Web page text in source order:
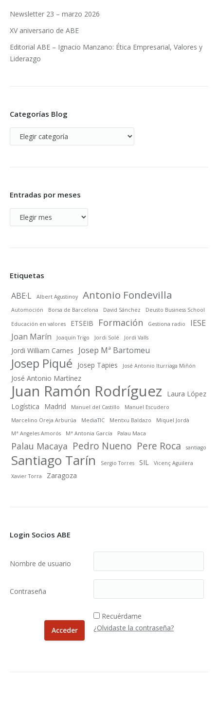
Newsletter 23 – marzo 2026
XV aniversario de ABE
Editorial ABE – Ignacio Manzano: Ética Empresarial, Valores y
Liderazgo
Categorías Blog
Categorías
Blog
Entradas por meses
Entradas
por
Etiquetas
ABE·L Albert Agustinoy Antonio Fondevilla
Automoción Borsa de Barcelona David Sánchez Deusto Business School
Educación en valores ETSEIB Formación Gestiona radio
IESE
Joan Marín
Joaquín Trigo Jordi Solé Jordi Valls
Jordi William Carnes Josep Mª Bartomeu
Josep Piqué Josep Tapies José Antonio Iturriaga Miñón
José Antonio Martínez
Juan Ramón Rodríguez
Laura López
Logística
Madrid Manuel del Castillo
Manuel Escudero
Marcelino Oreja Arburúa
MediaTIC Mentxu Baldazo
Miquel Jordà
Mª Angeles Amorós
Mª Antonia García Palau Maca
Palau Macaya Pedro Nueno Pere Roca santiago
Santiago Tarín Sergio Torres SIL
Vicenç Aguilera
Xavier Torra
Zaragoza
Login Socios ABE
Nombre de usuario
Contraseña
Recuérdame
¿Olvidaste la contraseña?